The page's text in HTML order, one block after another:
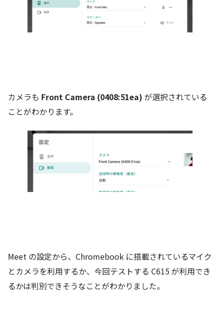
カメラも Front Camera (0408:51ea) が選択されている
ことがわかります。
Meet の設定から、Chromebook に搭載されているマイク
とカメラを利用するか、今回テストする C615 が利用でき
るかは判別できそうなことがわかりました。